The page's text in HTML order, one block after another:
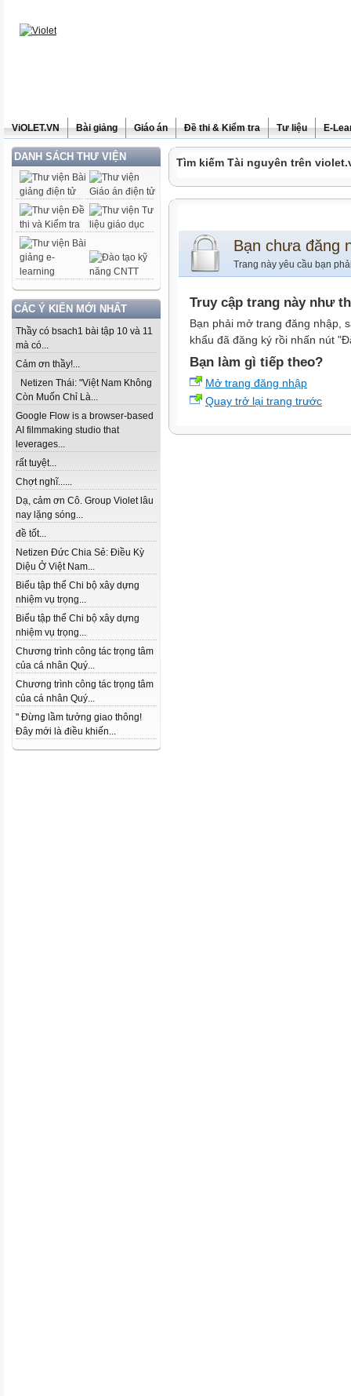
ViOLET.VN Bài giảng Giáo án Đề thi & Kiểm tra Tư liệu E-
DANH SÁCH THƯ VIỆN
CÁC Ý KIẾN MỚI NHẤT
Thầy có bsach1 bài tập 10 và 11
mà có...
Cảm ơn thầy!...
Netizen Thái: "Việt Nam Không
Còn Muốn Chỉ Là...
Google Flow is a browser-based
AI filmmaking studio that
leverages...
rất tuyệt...
Chợt nghĩ......
Dạ, cảm ơn Cô. Group Violet lâu
nay lặng sóng...
đề tốt...
Netizen Đức Chia Sẻ: Điều Kỳ
Diệu Ở Việt Nam...
Biểu tập thể Chi bộ xây dựng
nhiệm vụ trọng...
Biểu tập thể Chi bộ xây dựng
nhiệm vụ trọng...
Chương trình công tác trọng tâm
của cá nhân Quý...
Chương trình công tác trọng tâm
của cá nhân Quý...
" Đừng lầm tưởng giao thông!
Đây mới là điều khiến...
Tìm kiếm Tài nguyên trên
Bạn chưa đăng
Trang này yêu cầu bạn
Truy cập trang này như
Bạn phải mở trang đăng nhập,
khẩu đã đăng ký rồi nhấn nút
Bạn làm gì tiếp theo?
Mở trang đăng nhập
Quay trở lại trang trước